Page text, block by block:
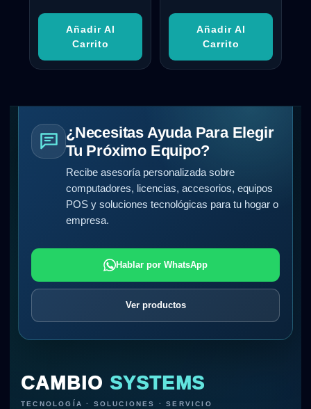
Añadir Al
Carrito
Añadir Al
Carrito
¿Necesitas Ayuda Para Elegir
Tu Próximo Equipo?
Recibe asesoría personalizada sobre
computadores, licencias, accesorios, equipos
POS y soluciones tecnológicas para tu hogar o
empresa.
Hablar por WhatsApp
Ver productos
CAMBIO SYSTEMS
TECNOLOGÍA · SOLUCIONES · SERVICIO